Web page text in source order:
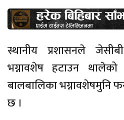
स्थानीय प्रशासनले
भग्नावशेष हटाउन
बालबालिका भग्नावशेषमुनि
छ ।